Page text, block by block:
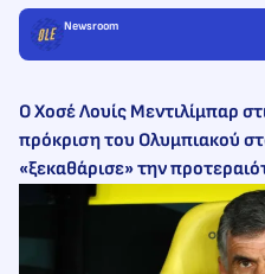
Newsroom
Ο Χοσέ Λουίς Μεντιλίμπαρ
πρόκριση του Ολυμπιακού
«ξεκαθάρισε» την